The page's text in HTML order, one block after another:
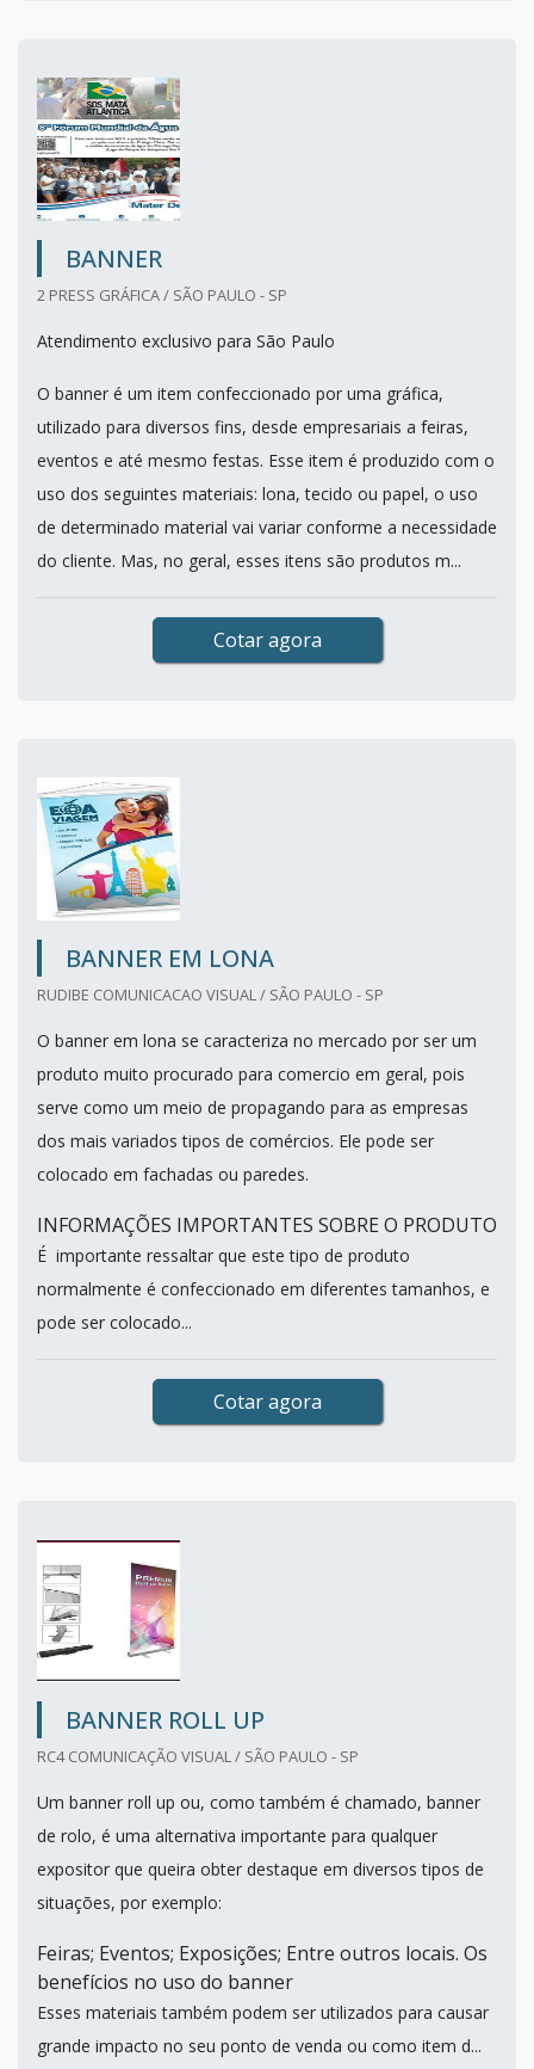
BANNER
2 PRESS GRÁFICA / SÃO PAULO - SP
Atendimento exclusivo para São Paulo
O banner é um item confeccionado por uma gráfica,
utilizado para diversos fins, desde empresariais a feiras,
eventos e até mesmo festas. Esse item é produzido com o
uso dos seguintes materiais: lona, tecido ou papel, o uso
de determinado material vai variar conforme a necessidade
do cliente. Mas, no geral, esses itens são produtos m...
Cotar agora
BANNER EM LONA
RUDIBE COMUNICACAO VISUAL / SÃO PAULO - SP
O banner em lona se caracteriza no mercado por ser um
produto muito procurado para comercio em geral, pois
serve como um meio de propagando para as empresas
dos mais variados tipos de comércios. Ele pode ser
colocado em fachadas ou paredes.
INFORMAÇÕES IMPORTANTES SOBRE O PRODUTO
É importante ressaltar que este tipo de produto
normalmente é confeccionado em diferentes tamanhos, e
pode ser colocado...
Cotar agora
BANNER ROLL UP
RC4 COMUNICAÇÃO VISUAL / SÃO PAULO - SP
Um banner roll up ou, como também é chamado, banner
de rolo, é uma alternativa importante para qualquer
expositor que queira obter destaque em diversos tipos de
situações, por exemplo:
Feiras; Eventos; Exposições; Entre outros locais. Os
benefícios no uso do banner
Esses materiais também podem ser utilizados para causar
grande impacto no seu ponto de venda ou como item d...